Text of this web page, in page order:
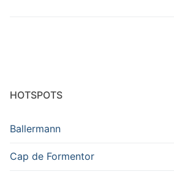
HOTSPOTS
Ballermann
Cap de Formentor